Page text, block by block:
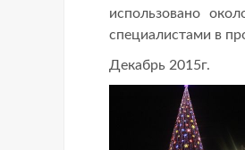
использовано
специалистами в
Декабрь 2015г.